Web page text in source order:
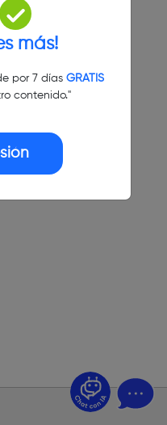
más!
por 7 días GRATIS
contenido."